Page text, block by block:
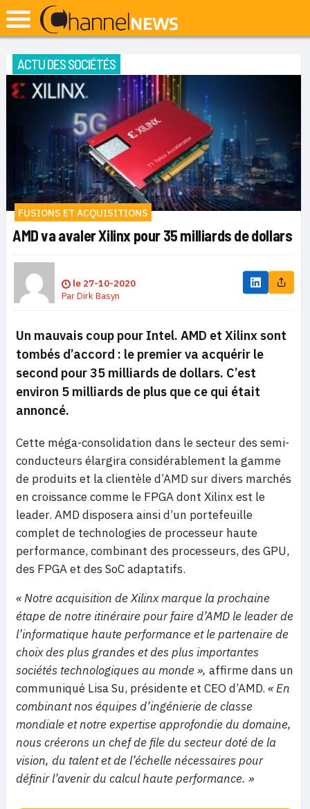
ACTU DES SOCIÉTÉS
FUSIONS ET ACQUISITIONS
AMD va avaler Xilinx pour 35 milliards de dollars
le 27-10-2020
ParDirk Basyn
Un mauvais coup pour Intel. AMD et Xilinx sont
tombés d’accord : le premier va acquérir le
second pour 35 milliards de dollars. C’est
environ 5 milliards de plus que ce qui était
annoncé.
Cette méga-consolidation dans le secteur des semi-
conducteurs élargira considérablement la gamme
de produits et la clientèle d’AMD sur divers marchés
en croissance comme le FPGA dont Xilinx est le
leader. AMD disposera ainsi d’un portefeuille
complet de technologies de processeur haute
performance, combinant des processeurs, des GPU,
des FPGA et des SoC adaptatifs.
« Notre acquisition de Xilinx marque la prochaine
étape de notre itinéraire pour faire d’AMD le leader de
l’informatique haute performance et le partenaire de
choix des plus grandes et des plus importantes
sociétés technologiques au monde », affirme dans un
communiqué Lisa Su, présidente et CEO d’AMD. « En
combinant nos équipes d’ingénierie de classe
mondiale et notre expertise approfondie du domaine,
nous créerons un chef de file du secteur doté de la
vision, du talent et de l’échelle nécessaires pour
définir l’avenir du calcul haute performance. »